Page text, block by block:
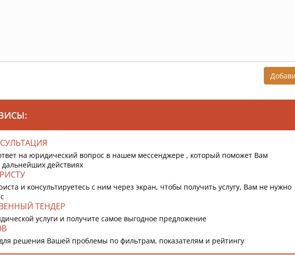
на юридический вопрос в нашем мессенджере , который поможет Вам
действиях
и консультируетесь с ним через экран, чтобы получить услугу, Вам не нужно
ТЕНДЕР
услуги и получите самое выгодное предложение
решения Вашей проблемы по фильтрам, показателям и рейтингу